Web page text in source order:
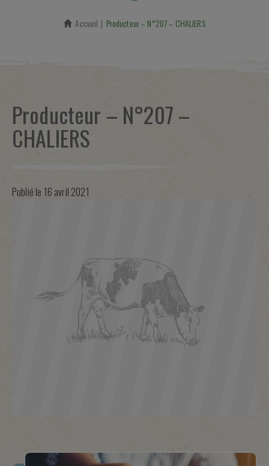
Accueil En cours :
Producteur – N°207 – CHALIERS
Producteur – N°207 –
CHALIERS
Publié le 16 avril 2021